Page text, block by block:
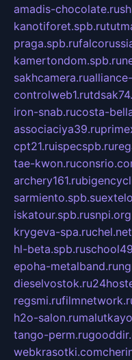
amadis-chocolate.ru
kanotiforet.spb.ru
praga.spb.ru
kamertondom.spb.ru
sakhcamera.ru
controlweb1.ru
iron-snab.rucosta-
associaciya39.ru
cpt21.ruispecspb.ru
tae-kwon.ru
archery161.ru
sarmiento.spb.su
iskatour.spb.ru
krygeva-spa.ru
hl-beta.spb.ru
epoha-metalband.ru
dieselvostok.ru
regsmi.ru
h2o-salon.ru
tango-perm.ru
webkrasotki.com